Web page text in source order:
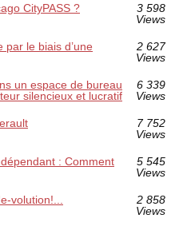
CityPASS ?
3 598
Views
par le biais d’une
2 627
Views
un espace de bureau
silencieux et lucratif
6 339
Views
7 752
Views
: Comment
5 545
Views
volution!...
2 858
Views